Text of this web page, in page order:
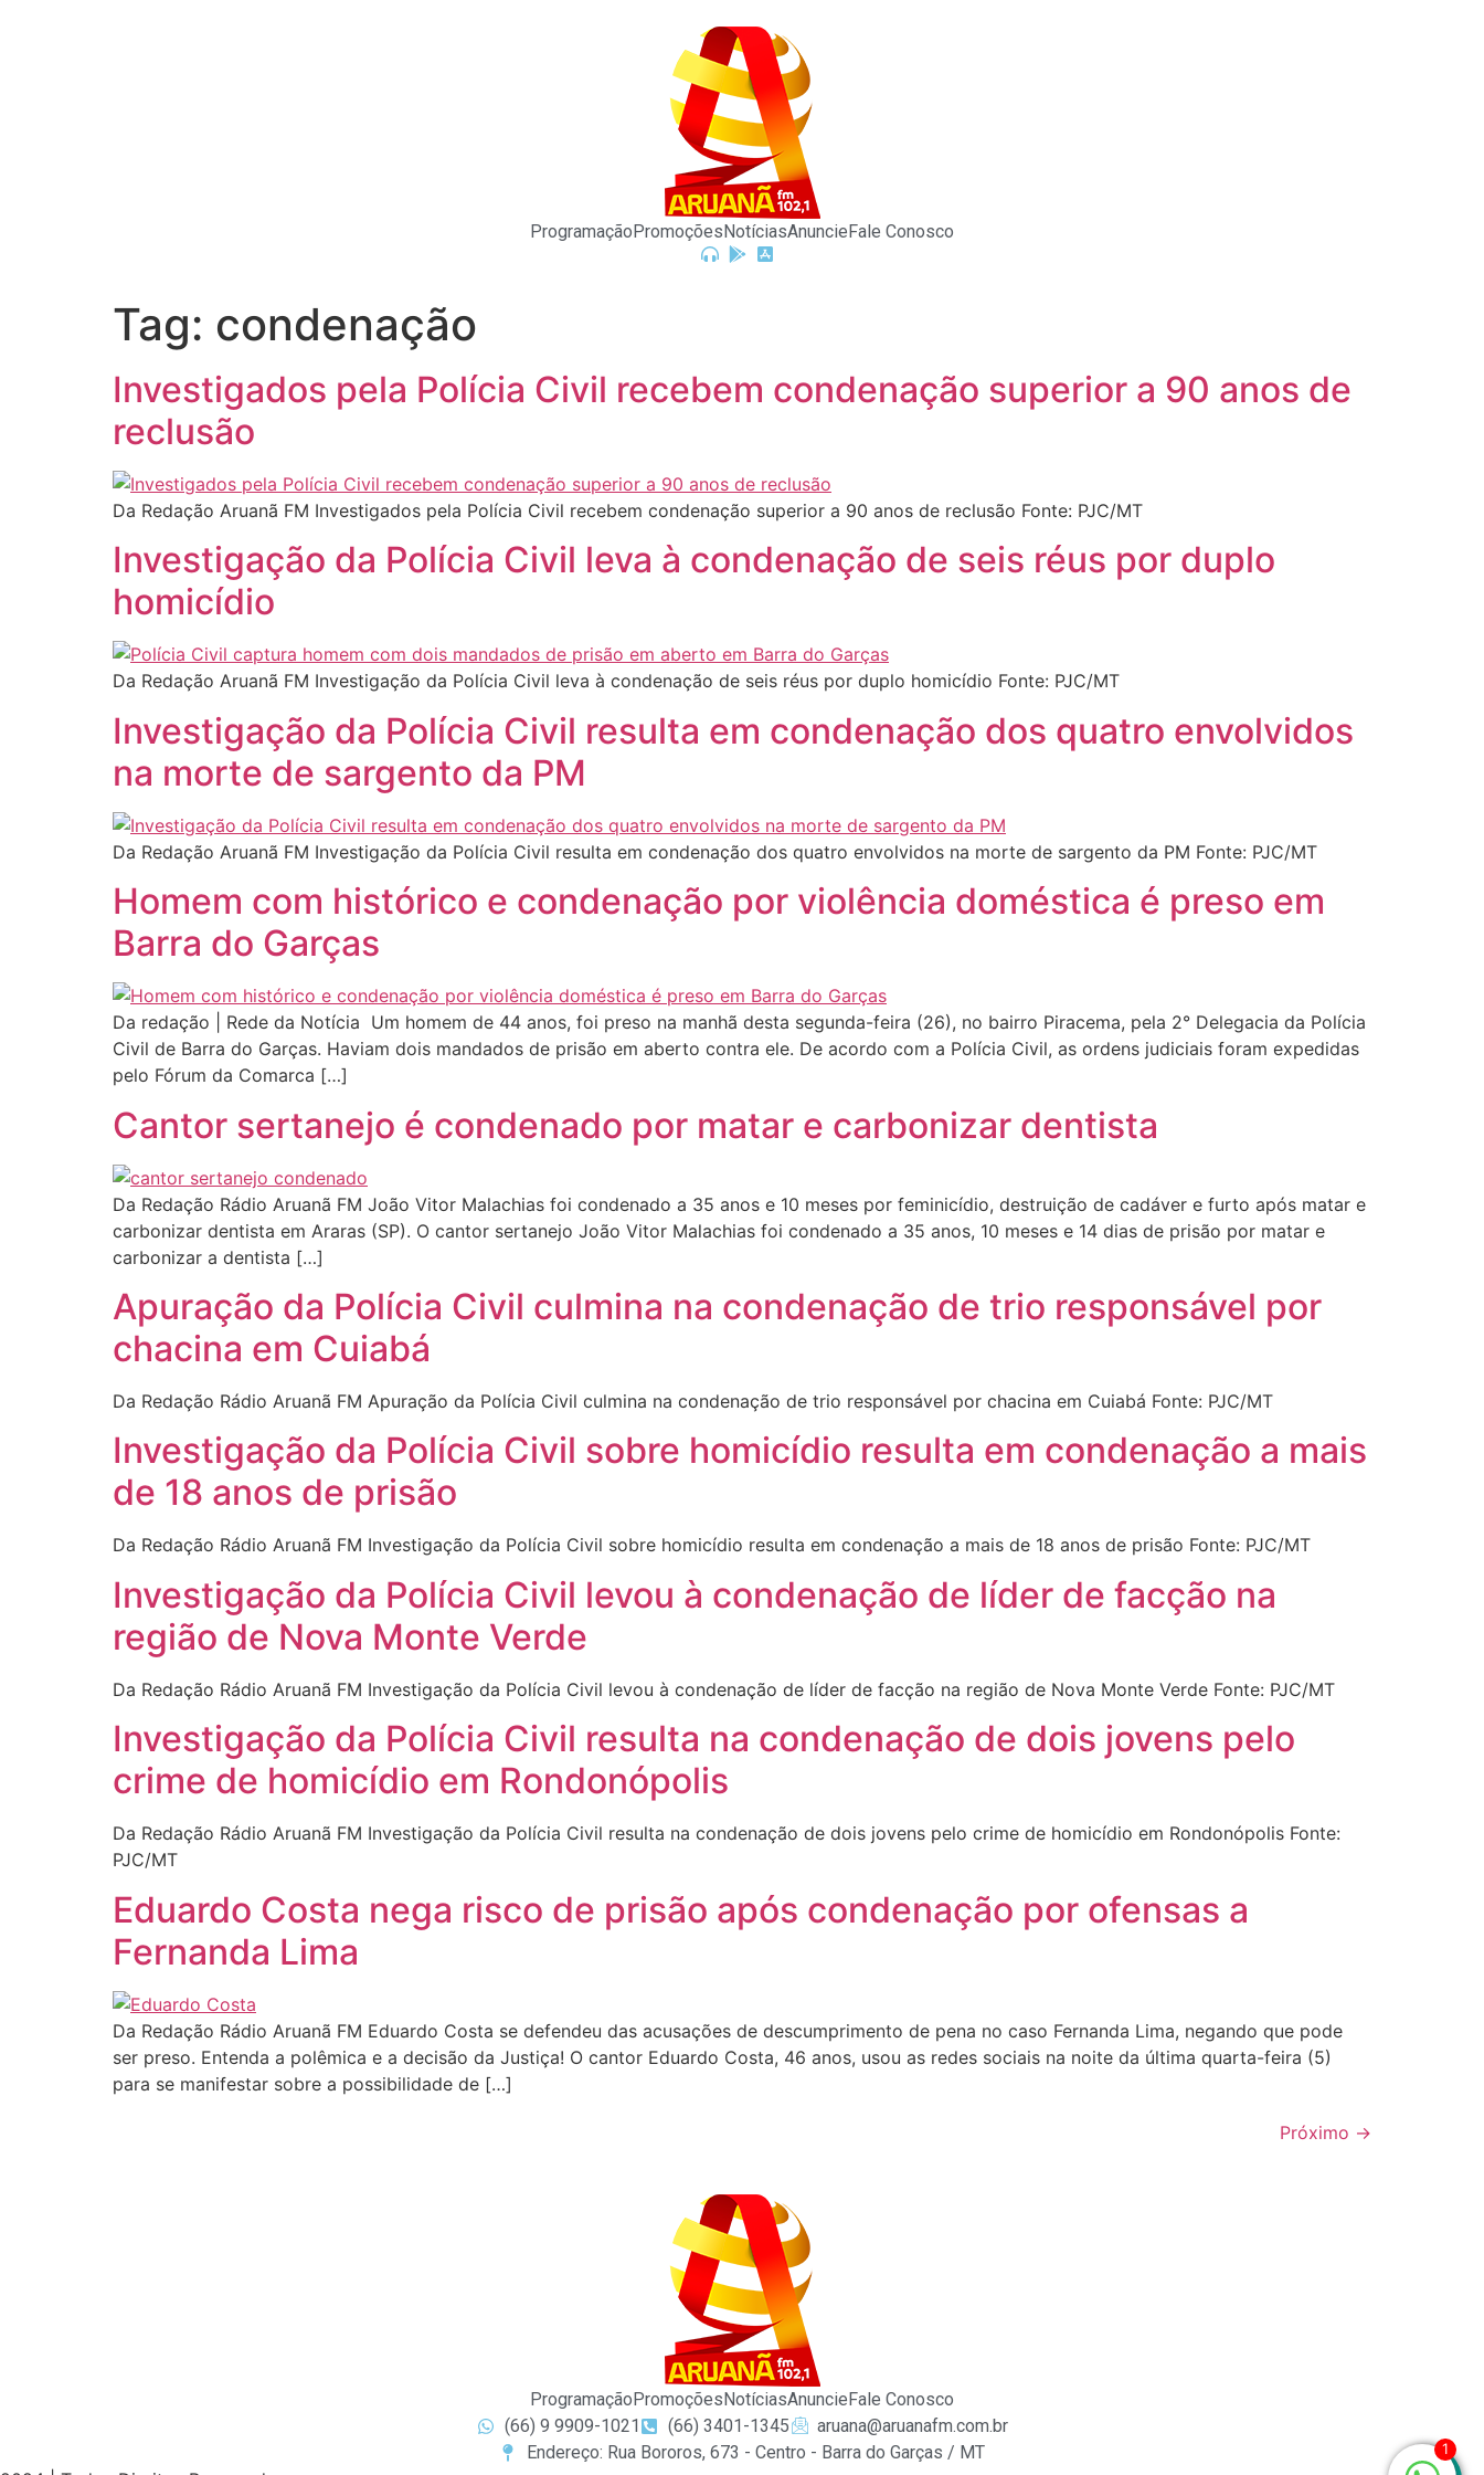
ProgramaçãoPromoçõesNotíciasAnuncieFale Conosco
Tag: condenação
Investigados pela Polícia Civil recebem condenação superior a 90 anos de
reclusão
Da Redação Aruanã FM Investigados pela Polícia Civil recebem condenação superior a 90 anos de reclusão Fonte: PJC/MT
Investigação da Polícia Civil leva à condenação de seis réus por duplo
homicídio
Da Redação Aruanã FM Investigação da Polícia Civil leva à condenação de seis réus por duplo homicídio Fonte: PJC/MT
Investigação da Polícia Civil resulta em condenação dos quatro envolvidos
na morte de sargento da PM
Da Redação Aruanã FM Investigação da Polícia Civil resulta em condenação dos quatro envolvidos na morte de sargento da PM Fonte: PJC/MT
Homem com histórico e condenação por violência doméstica é preso em
Barra do Garças
Da redação | Rede da Notícia Um homem de 44 anos, foi preso na manhã desta segunda-feira (26), no bairro Piracema, pela 2° Delegacia da Polícia
Civil de Barra do Garças. Haviam dois mandados de prisão em aberto contra ele. De acordo com a Polícia Civil, as ordens judiciais foram expedidas
pelo Fórum da Comarca […]
Cantor sertanejo é condenado por matar e carbonizar dentista
Da Redação Rádio Aruanã FM João Vitor Malachias foi condenado a 35 anos e 10 meses por feminicídio, destruição de cadáver e furto após matar e
carbonizar dentista em Araras (SP). O cantor sertanejo João Vitor Malachias foi condenado a 35 anos, 10 meses e 14 dias de prisão por matar e
carbonizar a dentista […]
Apuração da Polícia Civil culmina na condenação de trio responsável por
chacina em Cuiabá
Da Redação Rádio Aruanã FM Apuração da Polícia Civil culmina na condenação de trio responsável por chacina em Cuiabá Fonte: PJC/MT
Investigação da Polícia Civil sobre homicídio resulta em condenação a mais
de 18 anos de prisão
Da Redação Rádio Aruanã FM Investigação da Polícia Civil sobre homicídio resulta em condenação a mais de 18 anos de prisão Fonte: PJC/MT
Investigação da Polícia Civil levou à condenação de líder de facção na
região de Nova Monte Verde
Da Redação Rádio Aruanã FM Investigação da Polícia Civil levou à condenação de líder de facção na região de Nova Monte Verde Fonte: PJC/MT
Investigação da Polícia Civil resulta na condenação de dois jovens pelo
crime de homicídio em Rondonópolis
Da Redação Rádio Aruanã FM Investigação da Polícia Civil resulta na condenação de dois jovens pelo crime de homicídio em Rondonópolis Fonte:
PJC/MT
Eduardo Costa nega risco de prisão após condenação por ofensas a
Fernanda Lima
Da Redação Rádio Aruanã FM Eduardo Costa se defendeu das acusações de descumprimento de pena no caso Fernanda Lima, negando que pode
ser preso. Entenda a polêmica e a decisão da Justiça! O cantor Eduardo Costa, 46 anos, usou as redes sociais na noite da última quarta-feira (5)
para se manifestar sobre a possibilidade de […]
Próximo →
ProgramaçãoPromoçõesNotíciasAnuncieFale Conosco
(66) 9 9909-1021
(66) 3401-1345
aruana@aruanafm.com.br
Endereço: Rua Bororos, 673 - Centro - Barra do Garças / MT
1